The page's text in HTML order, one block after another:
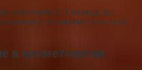
исполнится 3-4 месяца, вы
это лакомство в свой
в косметологии